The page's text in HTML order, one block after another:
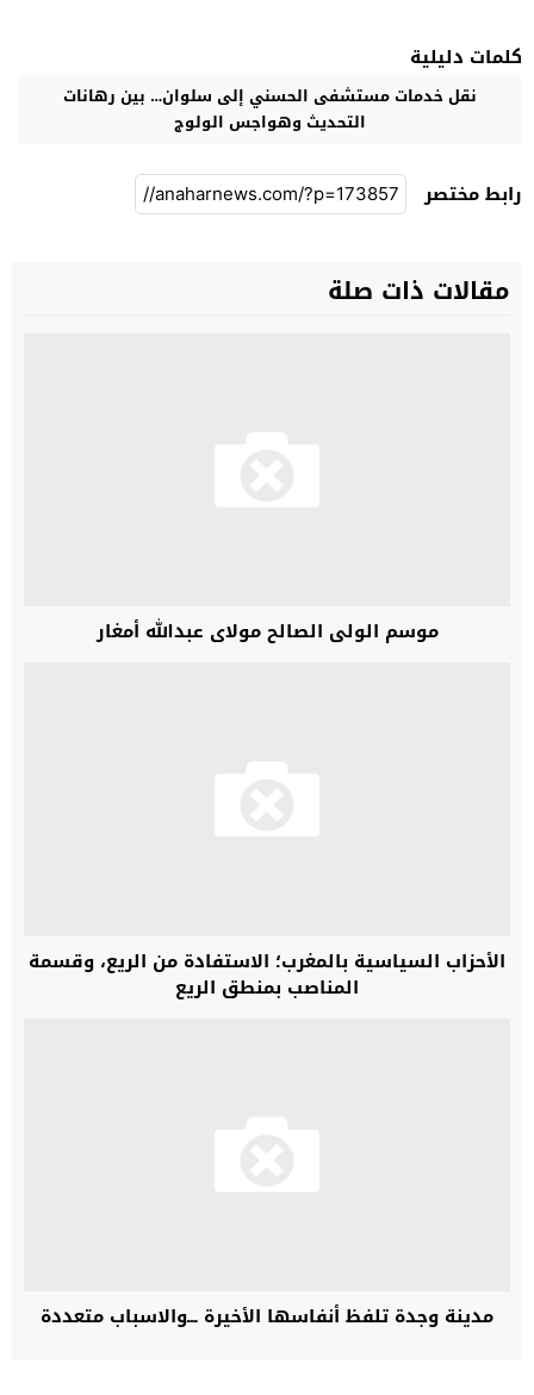
كلمات دليلية
نقل خدمات مستشفى الحسني إلى سلوان… بين رهانات
التحديث وهواجس الولوج
رابط مختصر
مقالات ذات صلة
موسم الولي الصالح مولاي عبدالله أمغار
الأحزاب السياسية بالمغرب؛ الاستفادة من الريع، وقسمة
المناصب بمنطق الريع
مدينة وجدة تلفظ أنفاسها الأخيرة ۔۔۔والاسباب متعددة